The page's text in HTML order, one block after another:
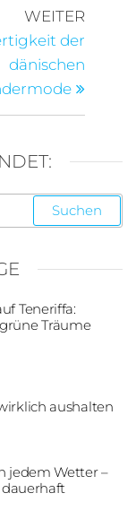
WEITER
der
dänischen
Teneriffa:
Träume
aushalten
jedem Wetter –